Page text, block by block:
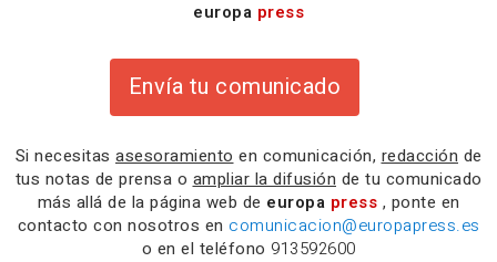
europa press
Envía tu comunicado
Si necesitas asesoramiento en comunicación, redacción de
tus notas de prensa o ampliar la difusión de tu comunicado
más allá de la página web de europa press , ponte en
contacto con nosotros en comunicacion@europapress.es
o en el teléfono 913592600